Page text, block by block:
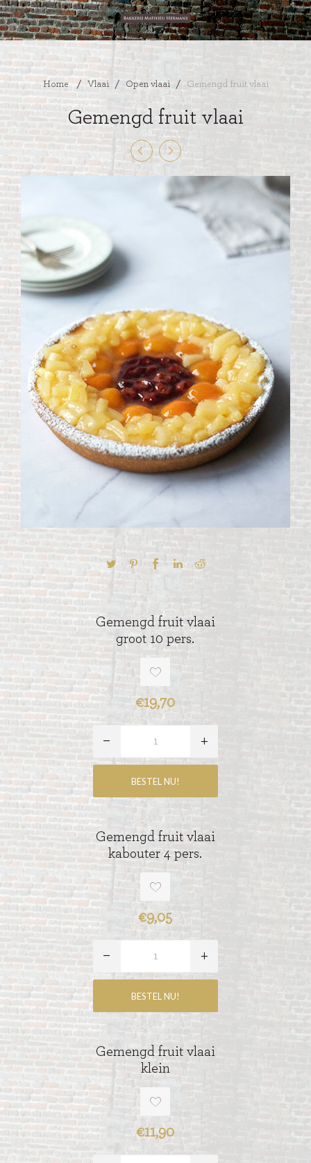
Home / Vlaai / Open vlaai / Gemengd fruit vlaai
Gemengd fruit vlaai
Gemengd fruit vlaai
groot 10 pers.
€19,70
Gemengd fruit vlaai
kabouter 4 pers.
€9,05
Gemengd fruit vlaai
klein
€11,90